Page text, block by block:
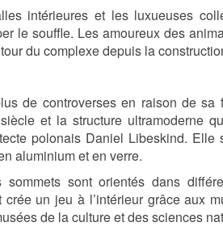
intérieures et les luxueuses
le souffle. Les amoureux des
du complexe depuis la
de controverses en raison de sa
et la structure ultramoderne
polonais Daniel Libeskind. Elle
aluminium et en verre.
sont orientés dans
crée un jeu à l’intérieur grâce aux
de la culture et des sciences